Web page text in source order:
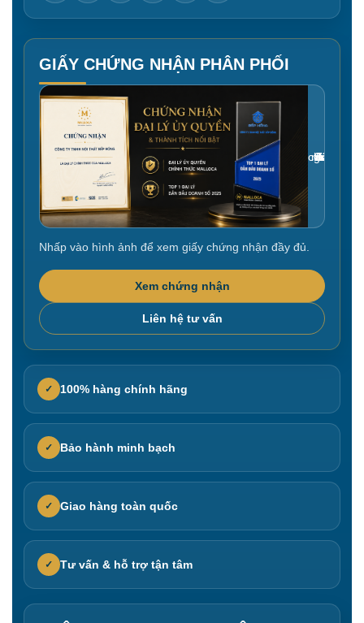
GIẤY CHỨNG NHẬN PHÂN PHỐI
Gắn link ảnh giấy chứng nhận tại đây
Nhấp vào hình ảnh để xem giấy chứng nhận đầy đủ.
Xem chứng nhận
Liên hệ tư vấn
✓ 100% hàng chính hãng
✓ Bảo hành minh bạch
✓ Giao hàng toàn quốc
✓ Tư vấn & hỗ trợ tận tâm